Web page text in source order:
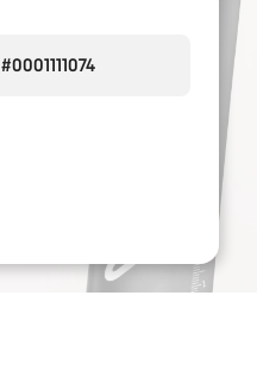
#0001111074